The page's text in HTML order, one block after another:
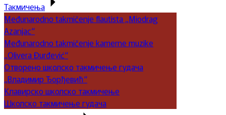
Такмичења
Međunarodno takmičenje flautista „Miodrag
Azanjac“
Međunarodno takmičenje kamerne muzike
„Olivera Đurđević“
Отворено школско такмичење гудача
„Владимир Ђорђевић“
Клавирско школско такмичење
Школско такмичење гудача